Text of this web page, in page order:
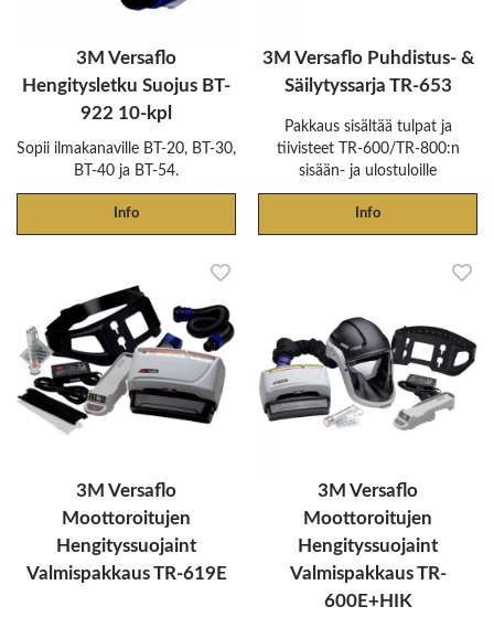
3M Versaflo
Hengitysletku Suojus BT-
922 10-kpl
Sopii ilmakanaville BT-20, BT-30,
BT-40 ja BT-54.
Info
3M Versaflo Puhdistus- &
Säilytyssarja TR-653
Pakkaus sisältää tulpat ja
tiivisteet TR-600/TR-800:n
sisään- ja ulostuloille
Info
3M Versaflo
Moottoroitujen
Hengityssuojaint
Valmispakkaus TR-619E
3M Versaflo
Moottoroitujen
Hengityssuojaint
Valmispakkaus TR-
600E+HIK